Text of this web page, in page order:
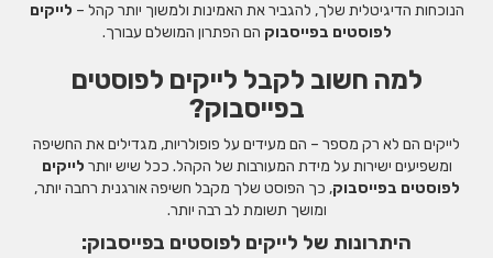
הנוכחות הדיגיטלית שלך, להגביר את האמינות ולמשוך יותר קהל – לייקים
לפוסטים בפייסבוק הם הפתרון המושלם עבורך.
למה חשוב לקבל לייקים לפוסטים
בפייסבוק?
לייקים הם לא רק מספר – הם מעידים על פופולריות, מגדילים את החשיפה
ומשפיעים ישירות על מידת המעורבות של הקהל. ככל שיש יותר לייקים
לפוסטים בפייסבוק, כך הפוסט שלך מקבל חשיפה אורגנית רחבה יותר,
ומושך תשומת לב רבה יותר.
היתרונות של לייקים לפוסטים בפייסבוק: